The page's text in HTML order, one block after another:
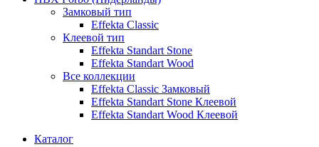
Замковый тип
Effekta Classic
Клеевой тип
Effekta Standart Stone
Effekta Standart Wood
Все коллекции
Effekta Classic Замковый
Effekta Standart Stone Клеевой
Effekta Standart Wood Клеевой
Каталог